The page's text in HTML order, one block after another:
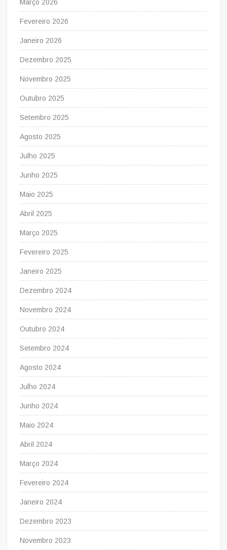
Março 2026
Fevereiro 2026
Janeiro 2026
Dezembro 2025
Novembro 2025
Outubro 2025
Setembro 2025
Agosto 2025
Julho 2025
Junho 2025
Maio 2025
Abril 2025
Março 2025
Fevereiro 2025
Janeiro 2025
Dezembro 2024
Novembro 2024
Outubro 2024
Setembro 2024
Agosto 2024
Julho 2024
Junho 2024
Maio 2024
Abril 2024
Março 2024
Fevereiro 2024
Janeiro 2024
Dezembro 2023
Novembro 2023